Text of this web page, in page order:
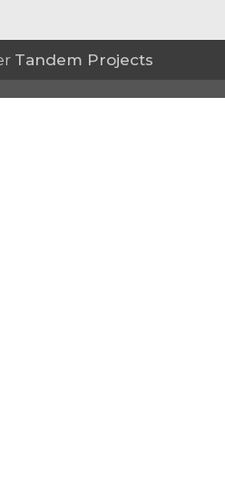
Tandem Projects